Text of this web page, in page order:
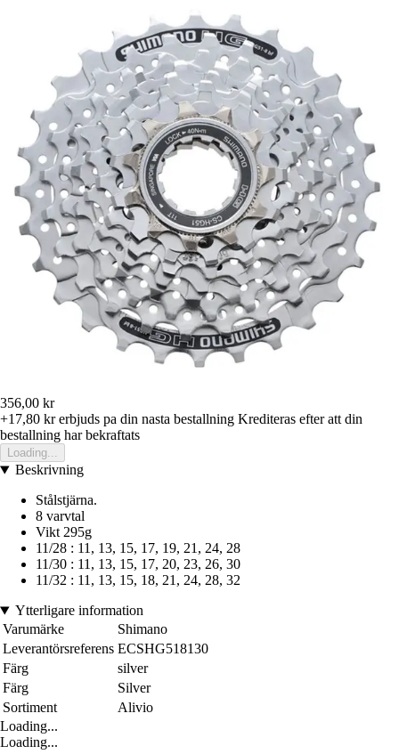
356,00 kr
+17,80 krerbjuds pa din nasta bestallning Krediteras efter att din
bestallning har bekraftats
Loading...
Beskrivning
Stålstjärna.
8 varvtal
Vikt 295g
11/28 : 11, 13, 15, 17, 19, 21, 24, 28
11/30 : 11, 13, 15, 17, 20, 23, 26, 30
11/32 : 11, 13, 15, 18, 21, 24, 28, 32
Ytterligare information
Varumärke
Shimano
Leverantörsreferens ECSHG518130
Färg
silver
Färg
Silver
Sortiment
Alivio
Loading...
Loading...